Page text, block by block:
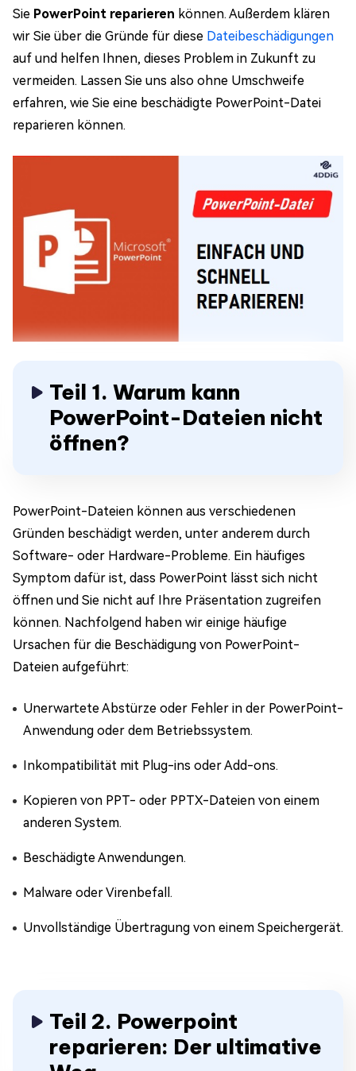
Sie PowerPoint reparieren können. Außerdem klären
wir Sie über die Gründe für diese Dateibeschädigungen
auf und helfen Ihnen, dieses Problem in Zukunft zu
vermeiden. Lassen Sie uns also ohne Umschweife
erfahren, wie Sie eine beschädigte PowerPoint-Datei
reparieren können.
Teil 1. Warum kann
PowerPoint-Dateien nicht
öffnen?
PowerPoint-Dateien können aus verschiedenen
Gründen beschädigt werden, unter anderem durch
Software- oder Hardware-Probleme. Ein häufiges
Symptom dafür ist, dass PowerPoint lässt sich nicht
öffnen und Sie nicht auf Ihre Präsentation zugreifen
können. Nachfolgend haben wir einige häufige
Ursachen für die Beschädigung von PowerPoint-
Dateien aufgeführt:
Unerwartete Abstürze oder Fehler in der PowerPoint-
Anwendung oder dem Betriebssystem.
Inkompatibilität mit Plug-ins oder Add-ons.
Kopieren von PPT- oder PPTX-Dateien von einem
anderen System.
Beschädigte Anwendungen.
Malware oder Virenbefall.
Unvollständige Übertragung von einem Speichergerät.
Teil 2. Powerpoint
reparieren: Der ultimative